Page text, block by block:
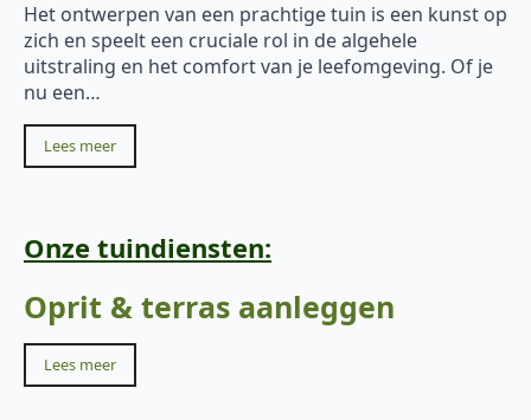
Het ontwerpen van een prachtige tuin is een kunst op
zich en speelt een cruciale rol in de algehele
uitstraling en het comfort van je leefomgeving. Of je
nu een…
Lees meer
Onze tuindiensten:
Oprit & terras aanleggen
Lees meer